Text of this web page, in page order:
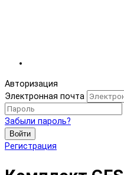
Авторизация
Электронная почта
Забыли пароль?
Войти
Регистрация